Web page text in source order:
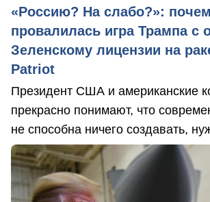
«Россию? На слабо?»:
провалилась игра Трампа с
Зеленскому лицензии на
Patriot
Президент США и американские
прекрасно понимают, что
не способна ничего создавать,